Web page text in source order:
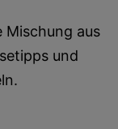
Mischung aus
und